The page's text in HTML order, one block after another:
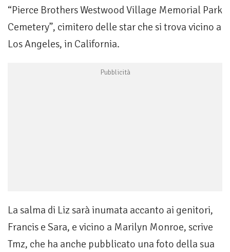
“Pierce Brothers Westwood Village Memorial Park
Cemetery”, cimitero delle star che si trova vicino a
Los Angeles, in California.
La salma di Liz sarà inumata accanto ai genitori,
Francis e Sara, e vicino a Marilyn Monroe, scrive
Tmz, che ha anche pubblicato una foto della sua